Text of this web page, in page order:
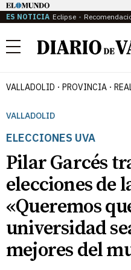
ES NOTICIA Eclipse
Menú
VALLADOLID PROVINCIA
VALLADOLID
ELECCIONES UVA
Pilar Garcés
elecciones de
«Queremos
universidad
mejores del